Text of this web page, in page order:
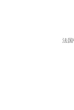
法国